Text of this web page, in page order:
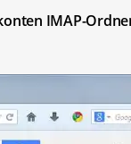
IMAP-